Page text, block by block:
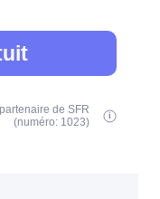
de SFR
(numéro: 1023)